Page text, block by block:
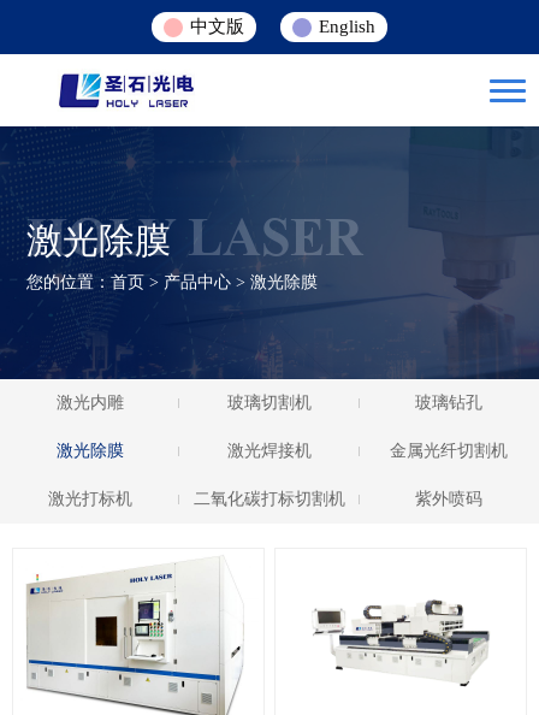
中文版 English
HOLY LASER
激光除膜
您的位置：首页 > 产品中心 >激光除膜
激光内雕 玻璃切割机 玻璃钻孔
激光除膜 激光焊接机 金属光纤切割机
激光打标机 二氧化碳打标切割机 紫外喷码